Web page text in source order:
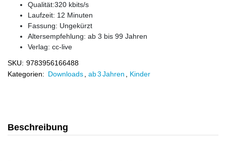
Qualität:320 kbits/s
Laufzeit: 12 Minuten
Fassung: Ungekürzt
Altersempfehlung: ab 3 bis 99 Jahren
Verlag: cc-live
SKU: 9783956166488
Kategorien: Downloads ab 3 Jahren Kinder
Beschreibung